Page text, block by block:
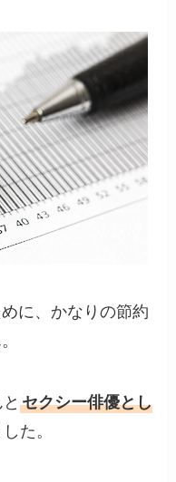
に、かなりの節約
とセクシー俳優とし
た。